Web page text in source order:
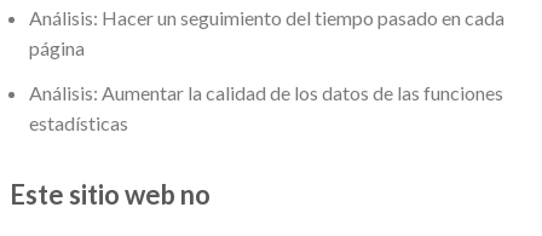
Análisis: Hacer un seguimiento del tiempo pasado en cada
página
Análisis: Aumentar la calidad de los datos de las funciones
estadísticas
Este sitio web no